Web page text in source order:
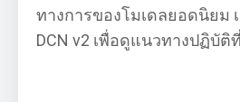
ทางการของโมเดลยอดนิยม เ
DCN v2 เพื่อดูแนวทางปฏิบัติ